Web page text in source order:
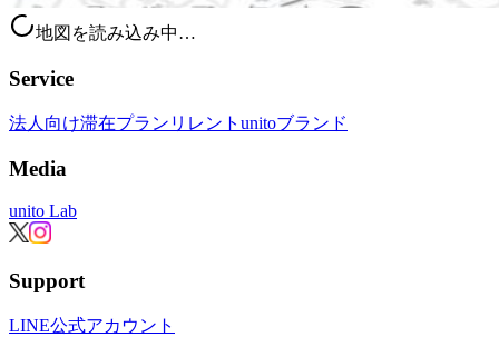
地図を読み込み中…
Service
法人向け滞在プラン リレント unitoブランド
Media
unito Lab
Support
LINE公式アカウント